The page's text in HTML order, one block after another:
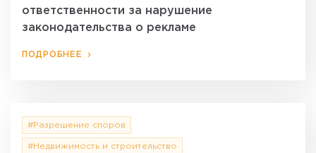
ответственности за нарушение
законодательства о рекламе
ПОДРОБНЕЕ
#Разрешение споров
#Недвижимость и строительство